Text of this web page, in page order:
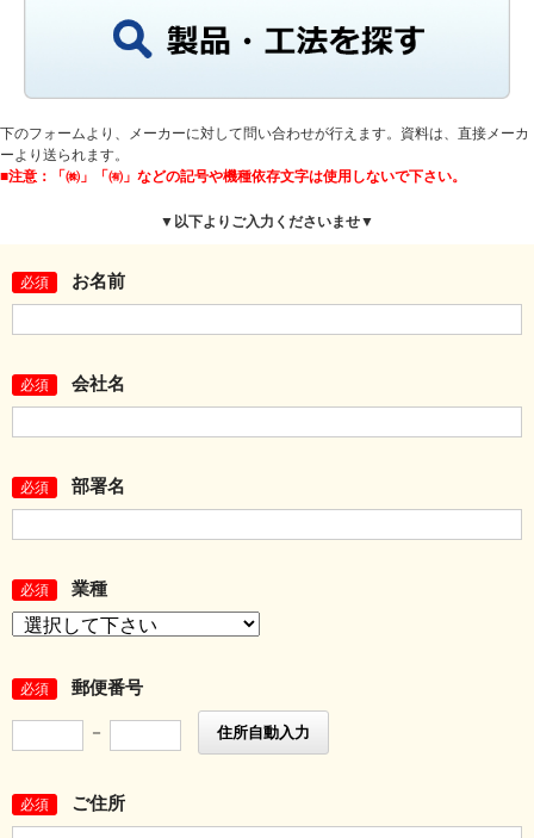
下のフォームより、メーカーに対して問い合わせが行えます。資料は、直接メーカ
ーより送られます。
■注意：「㈱」「㈲」などの記号や機種依存文字は使用しないで下さい。
▼以下よりご入力くださいませ▼
必須 お名前
必須 会社名
必須 部署名
必須 業種
必須 郵便番号
－ 住所自動入力
必須 ご住所